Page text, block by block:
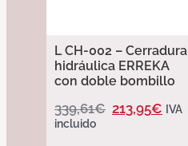
L CH-002 – Cerradura
hidráulica ERREKA
con doble bombillo
339,61€ 213,95€ IVA
incluido